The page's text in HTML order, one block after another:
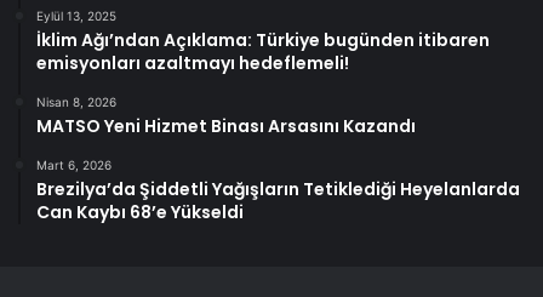
Eylül 13, 2025
İklim Ağı’ndan Açıklama: Türkiye bugünden itibaren
emisyonları azaltmayı hedeflemeli!
Nisan 8, 2026
MATSO Yeni Hizmet Binası Arsasını Kazandı
Mart 6, 2026
Brezilya’da Şiddetli Yağışların Tetiklediği Heyelanlarda
Can Kaybı 68’e Yükseldi